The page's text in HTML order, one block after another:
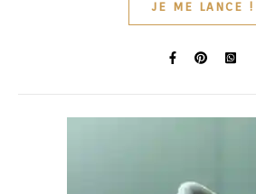
JE ME LANCE !